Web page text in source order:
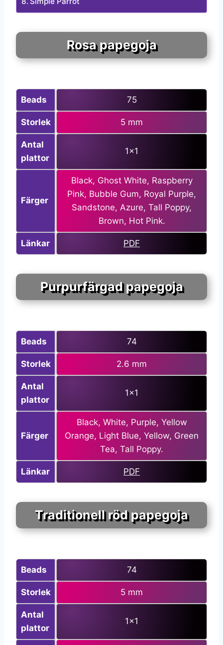
Rosa papegoja
Beads 75
Storlek 5 mm
Antal
plattor
1×1
Färger
Black, Ghost White, Raspberry
Pink, Bubble Gum, Royal Purple,
Sandstone, Azure, Tall Poppy,
Brown, Hot Pink.
Länkar PDF
Purpurfärgad papegoja
Beads 74
Storlek 2.6 mm
Antal
plattor
1×1
Färger
Black, White, Purple, Yellow
Orange, Light Blue, Yellow, Green
Tea, Tall Poppy.
Länkar PDF
Traditionell röd papegoja
Beads 74
Storlek 5 mm
Antal
plattor
1×1